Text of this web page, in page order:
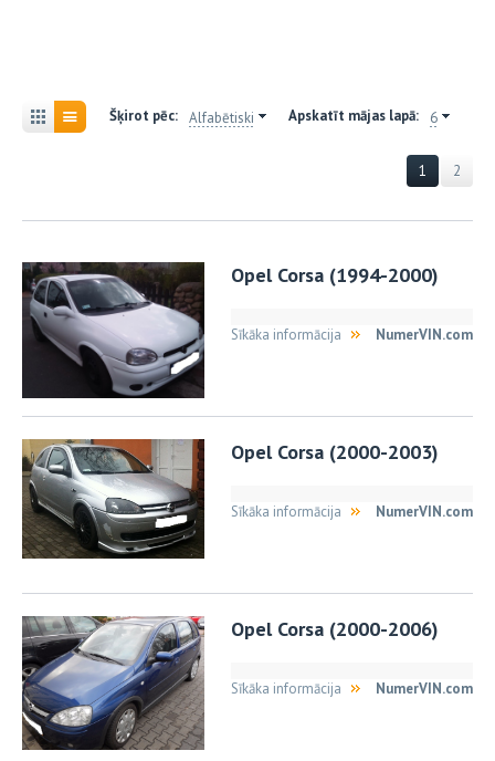
Šķirot pēc: Alfabētiski Apskatīt mājas lapā: 6
1 2
Opel Corsa (1994-2000)
NumerVIN.com
Sīkāka informācija
Opel Corsa (2000-2003)
NumerVIN.com
Sīkāka informācija
Opel Corsa (2000-2006)
NumerVIN.com
Sīkāka informācija